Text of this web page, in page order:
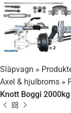
Släpvagn »
Axel & hjulbroms »
Knott Boggi